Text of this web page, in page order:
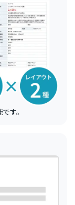
す。